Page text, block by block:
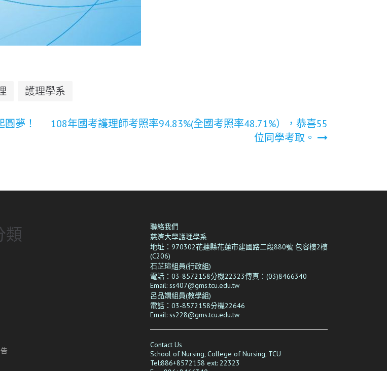
護理學系
夢！
108年國考護理師考照率94.83%(全國考照率48.71%），恭喜55
位同學考取。
類
聯絡我們
慈濟大學護理學系
地址：970302花蓮縣花蓮市建國路二段880號 包容樓2樓
(C206)
石芷瑄組員(行政組)
電話：03-8572158分機22323傳真：(03)8466340
Email: ss407@gms.tcu.edu.tw
呂品嫻組員(教學組)
電話：03-8572158分機22646
Email: ss228@gms.tcu.edu.tw
Contact Us
School of Nursing, College of Nursing, TCU
Tel:886+8572158 ext: 22323